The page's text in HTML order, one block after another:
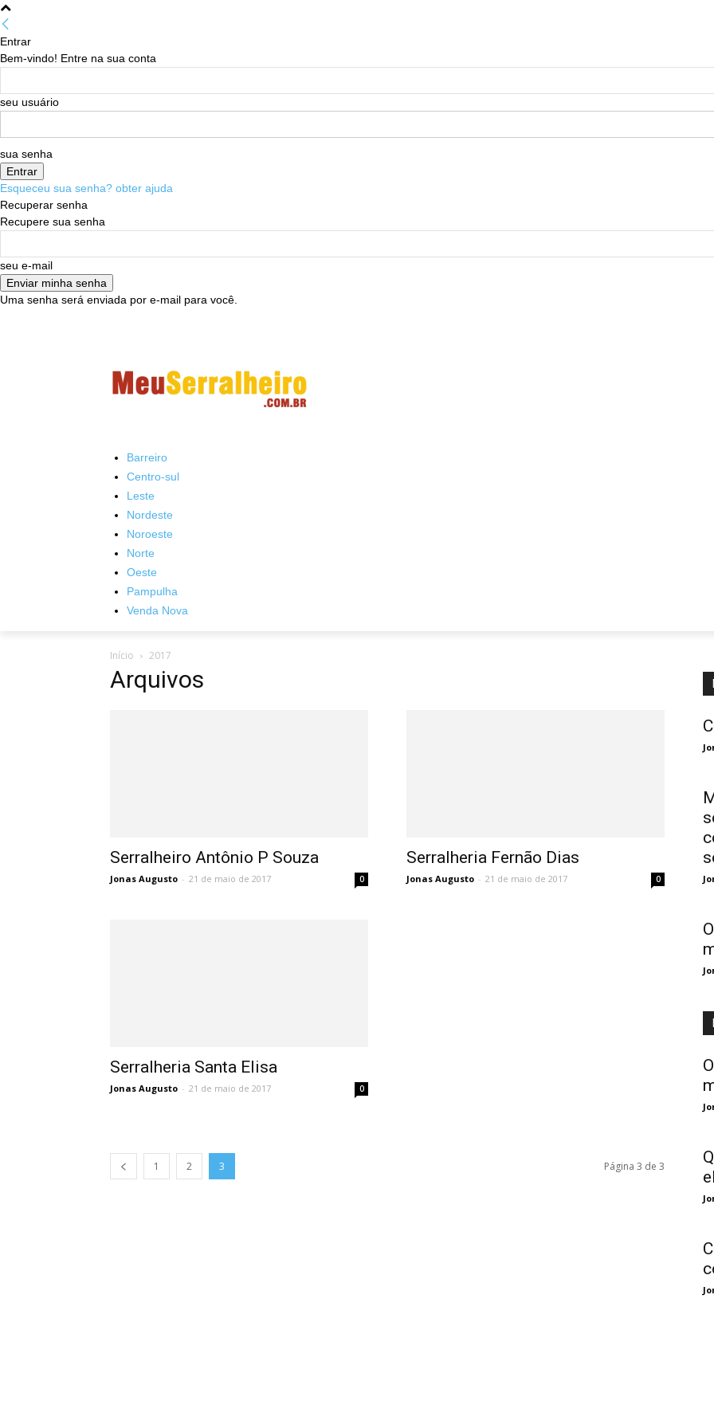
Entrar
Bem-vindo! Entre na sua conta
seu usuário
sua senha
Esqueceu sua senha? obter ajuda
Recuperar senha
Recupere sua senha
seu e-mail
Uma senha será enviada por e-mail para você.
Barreiro
Centro-sul
Leste
Nordeste
Noroeste
Norte
Oeste
Pampulha
Venda Nova
Início 2017
Arquivos
Serralheiro Antônio P Souza
Jonas Augusto - 21 de maio de 2017 0
Serralheria Fernão Dias
Jonas Augusto - 21 de maio de 2017 0
Serralheria Santa Elisa
Jonas Augusto - 21 de maio de 2017 0
1 2 3 Página 3 de 3